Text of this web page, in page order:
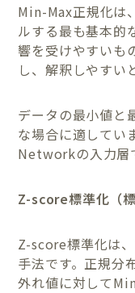
Min-Max正規化は
ルする最も基本的
響を受けやすいも
し、解釈しやすい
データの最小値と
な場合に適してい
Networkの入力層
Z-score標準化（標
Z-score標準化は
手法です。正規分
外れ値に対して